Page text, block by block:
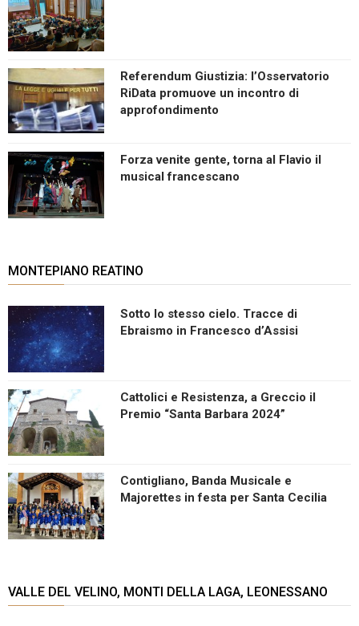
Referendum Giustizia: l’Osservatorio
RiData promuove un incontro di
approfondimento
Forza venite gente, torna al Flavio il
musical francescano
MONTEPIANO REATINO
Sotto lo stesso cielo. Tracce di
Ebraismo in Francesco d’Assisi
Cattolici e Resistenza, a Greccio il
Premio “Santa Barbara 2024”
Contigliano, Banda Musicale e
Majorettes in festa per Santa Cecilia
VALLE DEL VELINO, MONTI DELLA LAGA, LEONESSANO